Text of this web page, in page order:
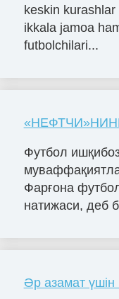
keskin
ikkala jamoa
futbolchilari...
Футбол
Фарғона
натижаси, деб
Әр азамат